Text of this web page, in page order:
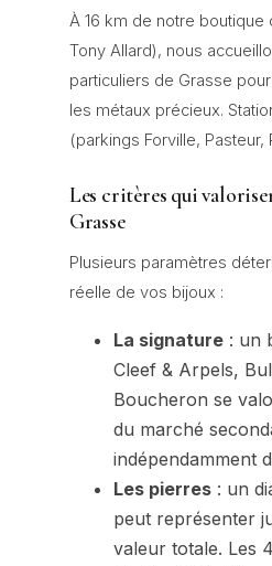
À 16 km de notre boutique
Tony Allard), nous
particuliers de Grasse
les métaux précieux.
(parkings Forville, Pasteur,
Les critères qui
Grasse
Plusieurs paramètres
réelle de vos bijoux :
La signature: un
Cleef & Arpels,
Boucheron se
du marché
indépendamment
Les pierres: un
peut représenter
valeur totale. Les